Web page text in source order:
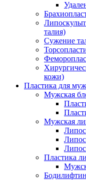
талия)
Сужение
кожи)
Пластика для
Мужская
Мужская
Пластика